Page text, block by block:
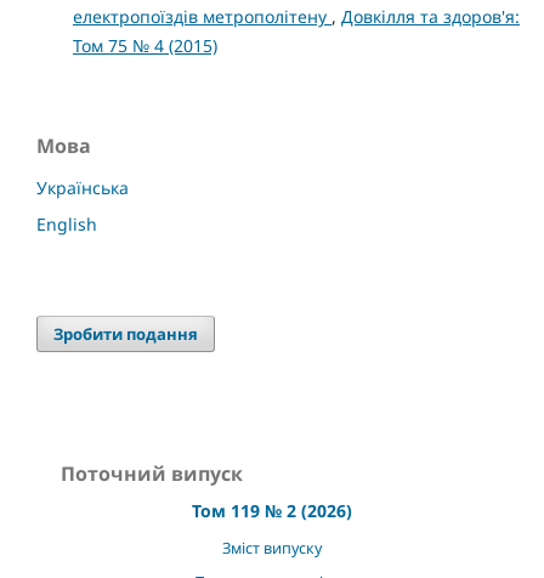
електропоїздів метрополітену , Довкілля та здоров'я:
Том 75 № 4 (2015)
Мова
Українська
English
Зробити подання
Поточний випуск
Том 119 № 2 (2026)
Зміст випуску